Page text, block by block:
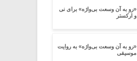
«رو به آن وسعت بی‌واژه» برای نی
و ارکستر
«رو به آن وسعت بی‌واژه» به روایت
موسیقی